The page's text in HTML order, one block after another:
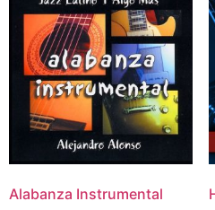
Alabanza Instrumental